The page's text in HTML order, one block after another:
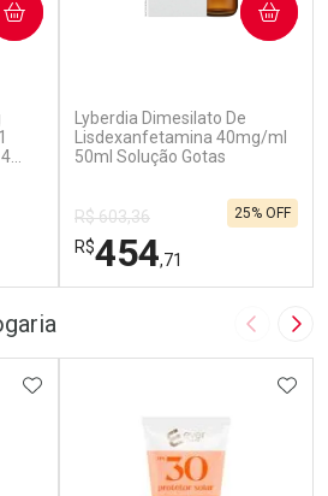
Lyberdia Dimesilato De
Lisdexanfetamina 40mg/ml
50ml Solução Gotas
R$ 603,36
R$454,71
25% OFF
COMPRAR
Imagem
ADICIONAR AOS FAVORITOS